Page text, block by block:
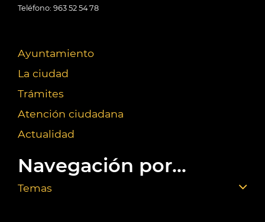
Teléfono: 963 52 54 78
Ayuntamiento
La ciudad
Trámites
Atención ciudadana
Actualidad
Navegación por...
Temas